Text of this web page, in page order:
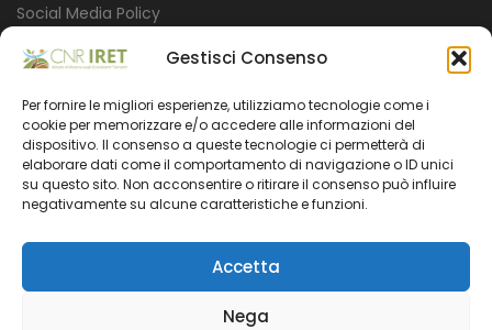
Gestisci Consenso
Per fornire le migliori esperienze, utilizziamo tecnologie come i
cookie per memorizzare e/o accedere alle informazioni del
dispositivo. Il consenso a queste tecnologie ci permetterà di
elaborare dati come il comportamento di navigazione o ID unici
su questo sito. Non acconsentire o ritirare il consenso può influire
negativamente su alcune caratteristiche e funzioni.
Accetta
Nega
Social Media Policy
Credits
ISTITUTO
Mission
Amministrazione trasparente